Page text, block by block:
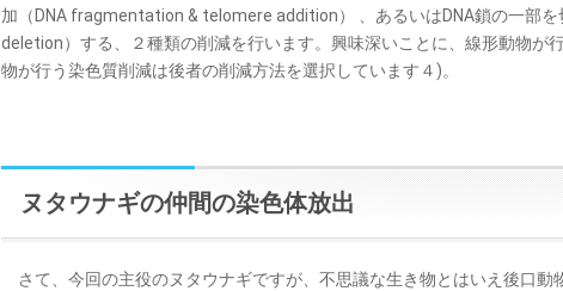
加（DNA fragmentation & telomere addition） 、あるいはDNA鎖の一部
deletion）する、２種類の削減を行います。興味深いことに、線形動物が
物が行う染色質削減は後者の削減方法を選択しています４)。
ヌタウナギの仲間の染色体放出
さて、今回の主役のヌタウナギですが、不思議な生き物とはいえ後口動